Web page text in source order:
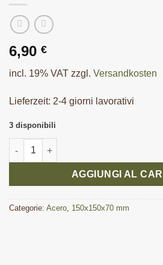
6,90 €
incl. 19% VAT zzgl. Versandkosten
Lieferzeit: 2-4 giorni lavorativi
3 disponibili
Blocco di seconda scelta in acero
AGGIUNGI AL
Categorie: Acero, 150x150x70 mm